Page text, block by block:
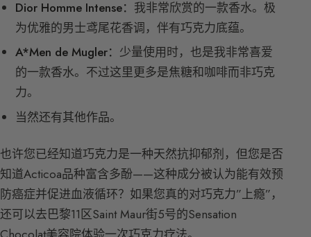
Dior Homme Intense： 我非常欣赏的一款香水。极
为优雅的男士鸢尾花香调，伴有巧克力底蕴。
A*Men de Mugler： 少量使用时，也是我非常喜爱
的一款香水。不过这里更多是焦糖和咖啡而非巧克
力。
当然还有其他作品。
也许您已经知道巧克力是一种天然抗抑郁剂，但您是否
知道Acticoa品种富含多酚——这种成分被认为能有效预
防癌症并促进血液循环？如果您真的对巧克力”上瘾”，
还可以去巴黎11区Saint Maur街5号的Sensation